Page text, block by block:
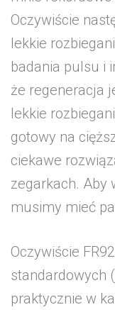
Oczywiście
lekkie
badania pulsu i
że regeneracja
lekkie
gotowy na
ciekawe
zegarkach. Aby
musimy mieć
Oczywiście
standardowych
praktycznie w